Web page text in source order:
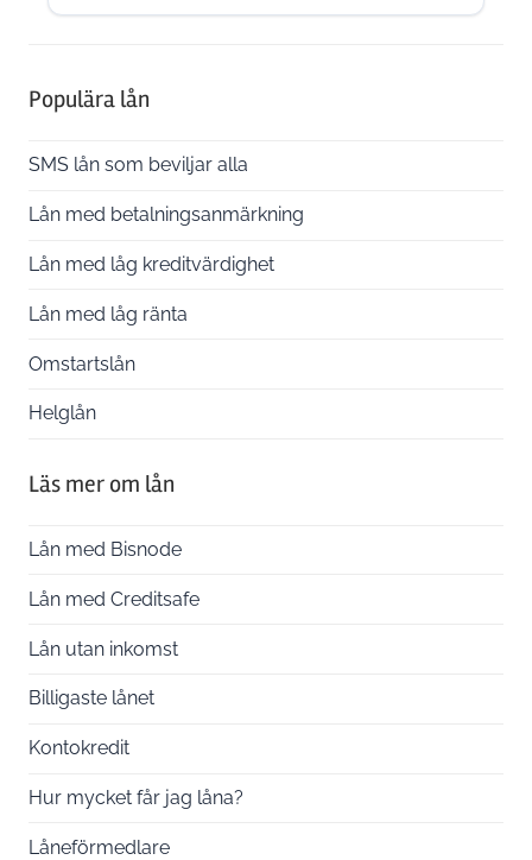
Populära lån
SMS lån som beviljar alla
Lån med betalningsanmärkning
Lån med låg kreditvärdighet
Lån med låg ränta
Omstartslån
Helglån
Läs mer om lån
Lån med Bisnode
Lån med Creditsafe
Lån utan inkomst
Billigaste lånet
Kontokredit
Hur mycket får jag låna?
Låneförmedlare